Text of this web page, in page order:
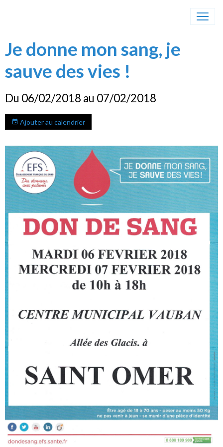
Je donne mon sang, je
sauve des vies !
Du 06/02/2018 au 07/02/2018
Ajouter au calendrier